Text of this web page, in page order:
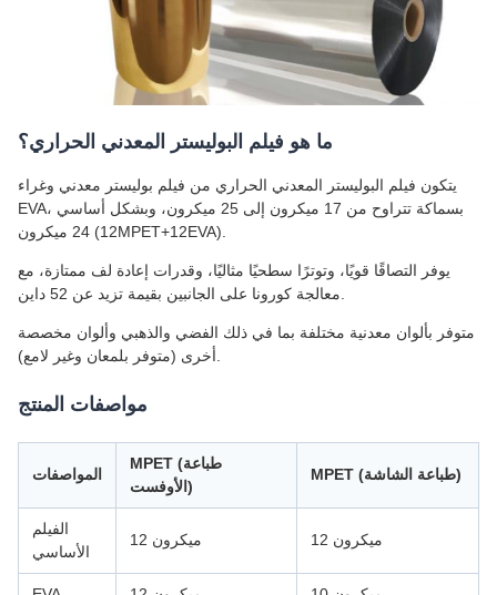
ما هو فيلم البوليستر المعدني الحراري؟
يتكون فيلم البوليستر المعدني الحراري من فيلم بوليستر معدني وغراء
EVA، بسماكة تتراوح من 17 ميكرون إلى 25 ميكرون، وبشكل أساسي
24 ميكرون (12MPET+12EVA).
يوفر التصاقًا قويًا، وتوترًا سطحيًا مثاليًا، وقدرات إعادة لف ممتازة، مع
متوفر بألوان معدنية مختلفة بما في ذلك الفضي والذهبي وألوان مخصصة
مواصفات المنتج
المواصفات
MPET (طباعة
الأوفست)
MPET (طباعة الشاشة)
الفيلم
الأساسي
12 ميكرون 12 ميكرون